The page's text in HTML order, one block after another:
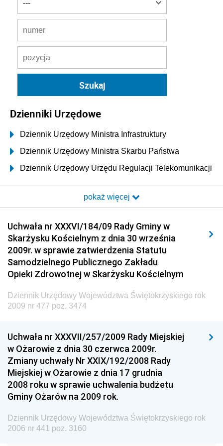
Dzienniki Urzędowe
Dziennik Urzędowy Ministra Infrastruktury
Dziennik Urzędowy Ministra Skarbu Państwa
Dziennik Urzędowy Urzędu Regulacji Telekomunikacji
Dziennik Urzędowy Ministra Transportu i Budownictwa
Elektronicznej
Dziennik Urzędowy Ministra Spraw Wewnętrznych i
Administracji
Dziennik Urzędowy Ministra Transportu
Dziennik Urzędowy Ministra Budownictwa
Dziennik Urzędowy Ministra Nauki i Szkolnictwa
Dziennik Urzędowy Głównego Urzędu Miar
Dziennik Urzędowy Ministra Rolnictwa i Rozwoju Wsi
Dziennik Urzędowy Ministra Edukacji Narodowej i
Sportu
Dziennik Urzędowy Ministra Edukacji i Nauki
Dziennik Urzędowy Ministra Edukacji Narodowej
Dziennik Urzędowy Ministra Gospodarki Morskiej
pokaż więcej
Uchwała nr XXXVI/184/09 Rady Gminy w
Skarżysku Kościelnym z dnia 30 września
2009r. w sprawie zatwierdzenia Statutu
Samodzielnego Publicznego Zakładu
Opieki Zdrowotnej w Skarżysku Kościelnym
Dziennik Urzędowy Województwa Świętokrzyskiego rok
2009 nr 477 poz. 3474
Uchwała nr XXXVII/257/2009 Rady Miejskiej
w Ożarowie z dnia 30 czerwca 2009r.
Zmiany uchwały Nr XXIX/192/2008 Rady
Miejskiej w Ożarowie z dnia 17 grudnia
2008 roku w sprawie uchwalenia budżetu
Gminy Ożarów na 2009 rok.
Dziennik Urzędowy Województwa Świętokrzyskiego rok
2006 nr 441 poz. 3160